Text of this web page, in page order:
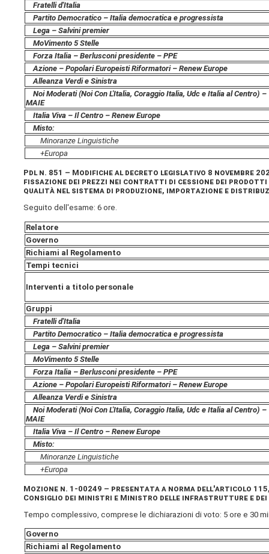
Fratelli d'Italia
Partito Democratico – Italia democratica e progressista
Lega – Salvini premier
MoVimento 5 Stelle
Forza Italia – Berlusconi presidente – PPE
Azione – Popolari Europeisti Riformatori – Renew Europe
Alleanza Verdi e Sinistra
Noi Moderati (Noi Con L'Italia, Coraggio Italia, Udc e Italia al Centro) –
MAIE
Italia Viva – Il Centro – Renew Europe
Misto:
Minoranze Linguistiche
+Europa
Pdl n. 851 – Modifiche al decreto legislativo 8 novembre
fissazione dei prezzi nei contratti di cessione dei
qualità nel sistema di produzione, importazione e
Seguito dell'esame: 6 ore.
Relatore
Governo
Richiami al Regolamento
Tempi tecnici
Interventi a titolo personale
Gruppi
Fratelli d'Italia
Partito Democratico – Italia democratica e progressista
Lega – Salvini premier
MoVimento 5 Stelle
Forza Italia – Berlusconi presidente – PPE
Azione – Popolari Europeisti Riformatori – Renew Europe
Alleanza Verdi e Sinistra
Noi Moderati (Noi Con L'Italia, Coraggio Italia, Udc e Italia al Centro) –
MAIE
Italia Viva – Il Centro – Renew Europe
Misto:
Minoranze Linguistiche
+Europa
Mozione n. 1-00249 – presentata a norma dell'articolo
Consiglio dei ministri e Ministro delle infrastrutture e
Tempo complessivo, comprese le dichiarazioni di voto: 5 ore e 30
Governo
Richiami al Regolamento